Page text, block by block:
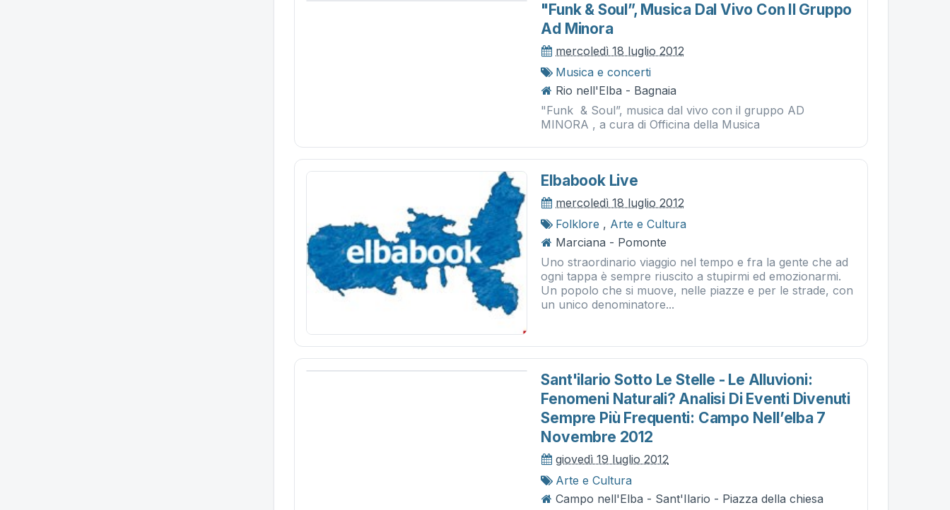
"funk & Soul”, Musica Dal Vivo Con Il Gruppo
Ad Minora
mercoledì 18 luglio 2012
Musica e concerti
Rio nell'Elba - Bagnaia
"Funk & Soul”, musica dal vivo con il gruppo AD
MINORA , a cura di Officina della Musica
Elbabook Live
mercoledì 18 luglio 2012
Folklore , Arte e Cultura
Marciana - Pomonte
Uno straordinario viaggio nel tempo e fra la gente che ad
ogni tappa è sempre riuscito a stupirmi ed emozionarmi.
Un popolo che si muove, nelle piazze e per le strade, con
un unico denominatore...
Sant'ilario Sotto Le Stelle - Le Alluvioni:
Fenomeni Naturali? Analisi Di Eventi Divenuti
Sempre Più Frequenti: Campo Nell’elba 7
Novembre 2012
giovedì 19 luglio 2012
Arte e Cultura
Campo nell'Elba - Sant'Ilario - Piazza della chiesa